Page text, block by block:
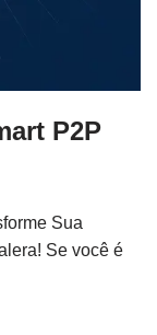
P2P
Sua
Se você é